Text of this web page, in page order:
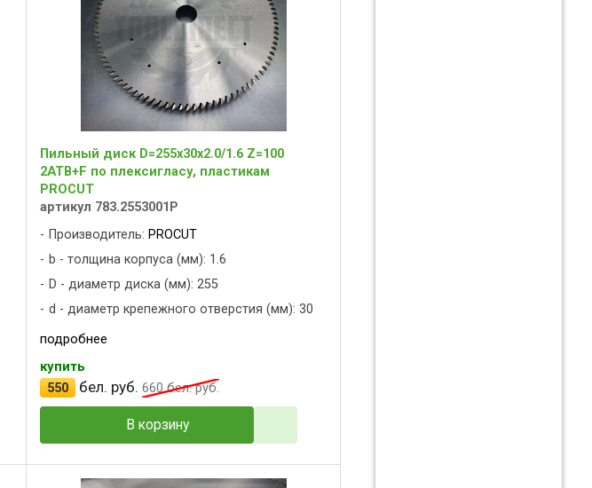
Пильный диск D=255x30x2.0/1.6 Z=100
2ATB+F по плексигласу, пластикам
PROCUT
артикул 783.2553001P
Производитель: PROCUT
b - толщина корпуса (мм): 1.6
D - диаметр диска (мм): 255
d - диаметр крепежного отверстия (мм): 30
подробнее
купить
550
бел. руб. 660бел. руб.
В корзину